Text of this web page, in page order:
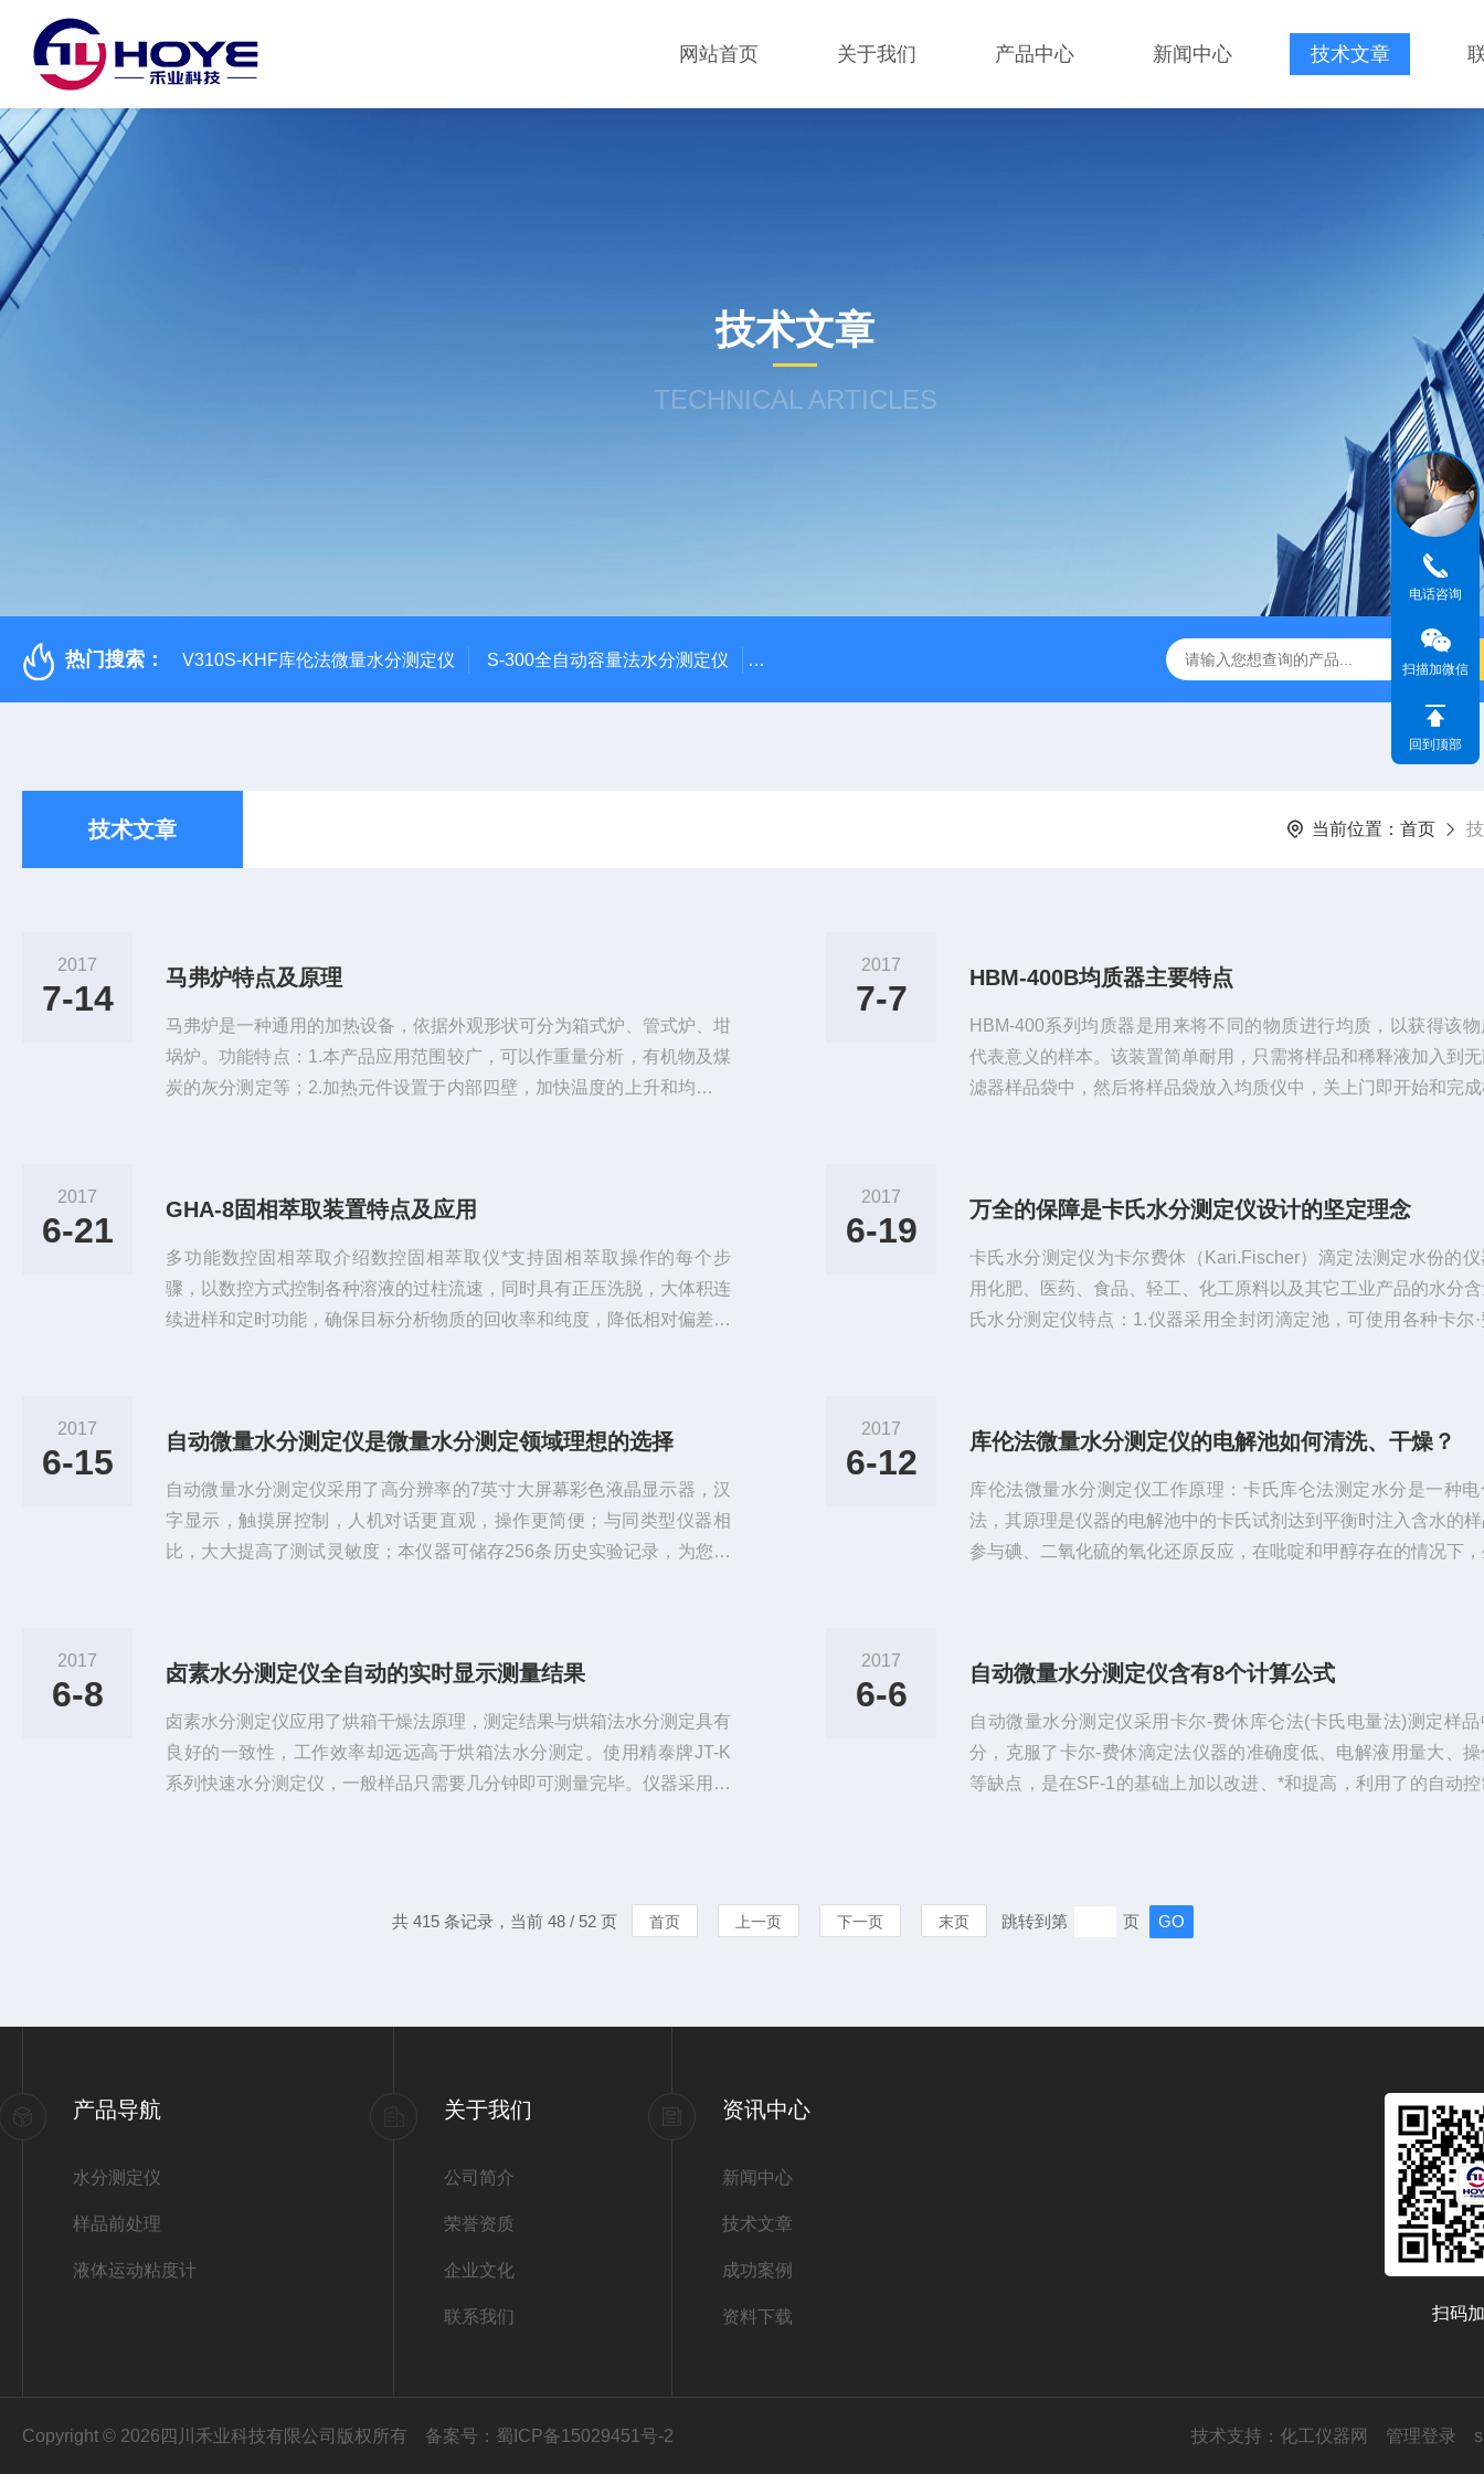
网站首页 关于我们 产品中心 新闻中心 技术文章
技术文章
TECHNICAL ARTICLES
热门搜索： V310S-KHF库伦法微量水分测定仪 S-300全自动容量法水分测定仪 S-300全自动容量法卡尔费休水分测定仪 A310快速卤素水分测定仪 V-310库伦法微量
技术文章 当前位置： 首页
2017
7-14
马弗炉特点及原理
马弗炉是一种通用的加热设备，依据外观形状可分为箱式炉、管式炉、坩
埚炉。功能特点：1.本产品应用范围较广，可以作重量分析，有机物及煤
炭的灰分测定等；2.加热元件设置于内部四壁，加快温度的上升和均匀受
的掌握温度；5.马弗炉的外壳是双层的，其间空气的循环可保持表面的低
2017
7-7
HBM-400B均质器主要特点
HBM-400系列均质器是用来将不同的物质进行均质，以获得该
代表意义的样本。该装置简单耐用，只需将样品和稀释液加入到
滤器样品袋中，然后将样品袋放入均质仪中，关上门即开始和完
能用于农残、微生物检测、试验前处理中蔬菜、水果、水产品等
2017
6-21
GHA-8固相萃取装置特点及应用
多功能数控固相萃取介绍数控固相萃取仪*支持固相萃取操作的每个步
骤，以数控方式控制各种溶液的过柱流速，同时具有正压洗脱，大体积连
续进样和定时功能，确保目标分析物质的回收率和纯度，降低相对偏差，
柱，确保目标分析物质的萃取，后将小柱转换到洗脱架上，正压匀速洗
2017
6-19
万全的保障是卡氏水分测定仪设计的坚定理念
卡氏水分测定仪为卡尔费休（Kari.Fischer）滴定法测定水份的
用化肥、医药、食品、轻工、化工原料以及其它工业产品的水分
氏水分测定仪特点：1.仪器采用全封闭滴定池，可使用各种卡尔
结果（水分含量，百分含量，PPM含量，卡氏试剂消耗量）同
2017
6-15
自动微量水分测定仪是微量水分测定领域理想的选择
自动微量水分测定仪采用了高分辨率的7英寸大屏幕彩色液晶显示器，汉
字显示，触摸屏控制，人机对话更直观，操作更简便；与同类型仪器相
比，大大提高了测试灵敏度；本仪器可储存256条历史实验记录，为您的
备用油、制冷剂等液体、气体，固体物质中水分的测定，是微量水分测定
2017
6-12
库伦法微量水分测定仪的电解池如何清洗、干燥？
库伦法微量水分测定仪工作原理：卡氏库仑法测定水分是一种
法，其原理是仪器的电解池中的卡氏试剂达到平衡时注入含水的
参与碘、二氧化硫的氧化还原反应，在吡啶和甲醇存在的情况下
仪可无限存储实验结果。◇友好的人机对话，具有触摸屏方式的
2017
6-8
卤素水分测定仪全自动的实时显示测量结果
卤素水分测定仪应用了烘箱干燥法原理，测定结果与烘箱法水分测定具有
良好的一致性，工作效率却远远高于烘箱法水分测定。使用精泰牌JT-K
系列快速水分测定仪，一般样品只需要几分钟即可测量完毕。仪器采用采
水分测定仪应用于一切需要快速测定水分的行业，只要是颗粒状、粉末
2017
6-6
自动微量水分测定仪含有8个计算公式
自动微量水分测定仪采用卡尔-费休库仑法(卡氏电量法)测定样
分，克服了卡尔-费休滴定法仪器的准确度低、电解液用量大、
等缺点，是在SF-1的基础上加以改进、*和提高，利用了的自动
高、自动性强等特点。自动微量水分测定仪功能特点：1.彩色液
屏，汉字提示操作，全中文/...
共 415 条记录，当前 48 / 52 页 首页 上一页 下一页 末页 跳转到第 页
产品导航
水分测定仪
样品前处理
液体运动粘度计
关于我们
公司简介
荣誉资质
企业文化
联系我们
资讯中心
新闻中心
技术文章
成功案例
资料下载 扫码
Copyright © 2026四川禾业科技有限公司版权所有 备案号：蜀ICP备15029451号-2 技术支持： 化工仪器网 管理登录
电话咨询
扫描加微信
回到顶部